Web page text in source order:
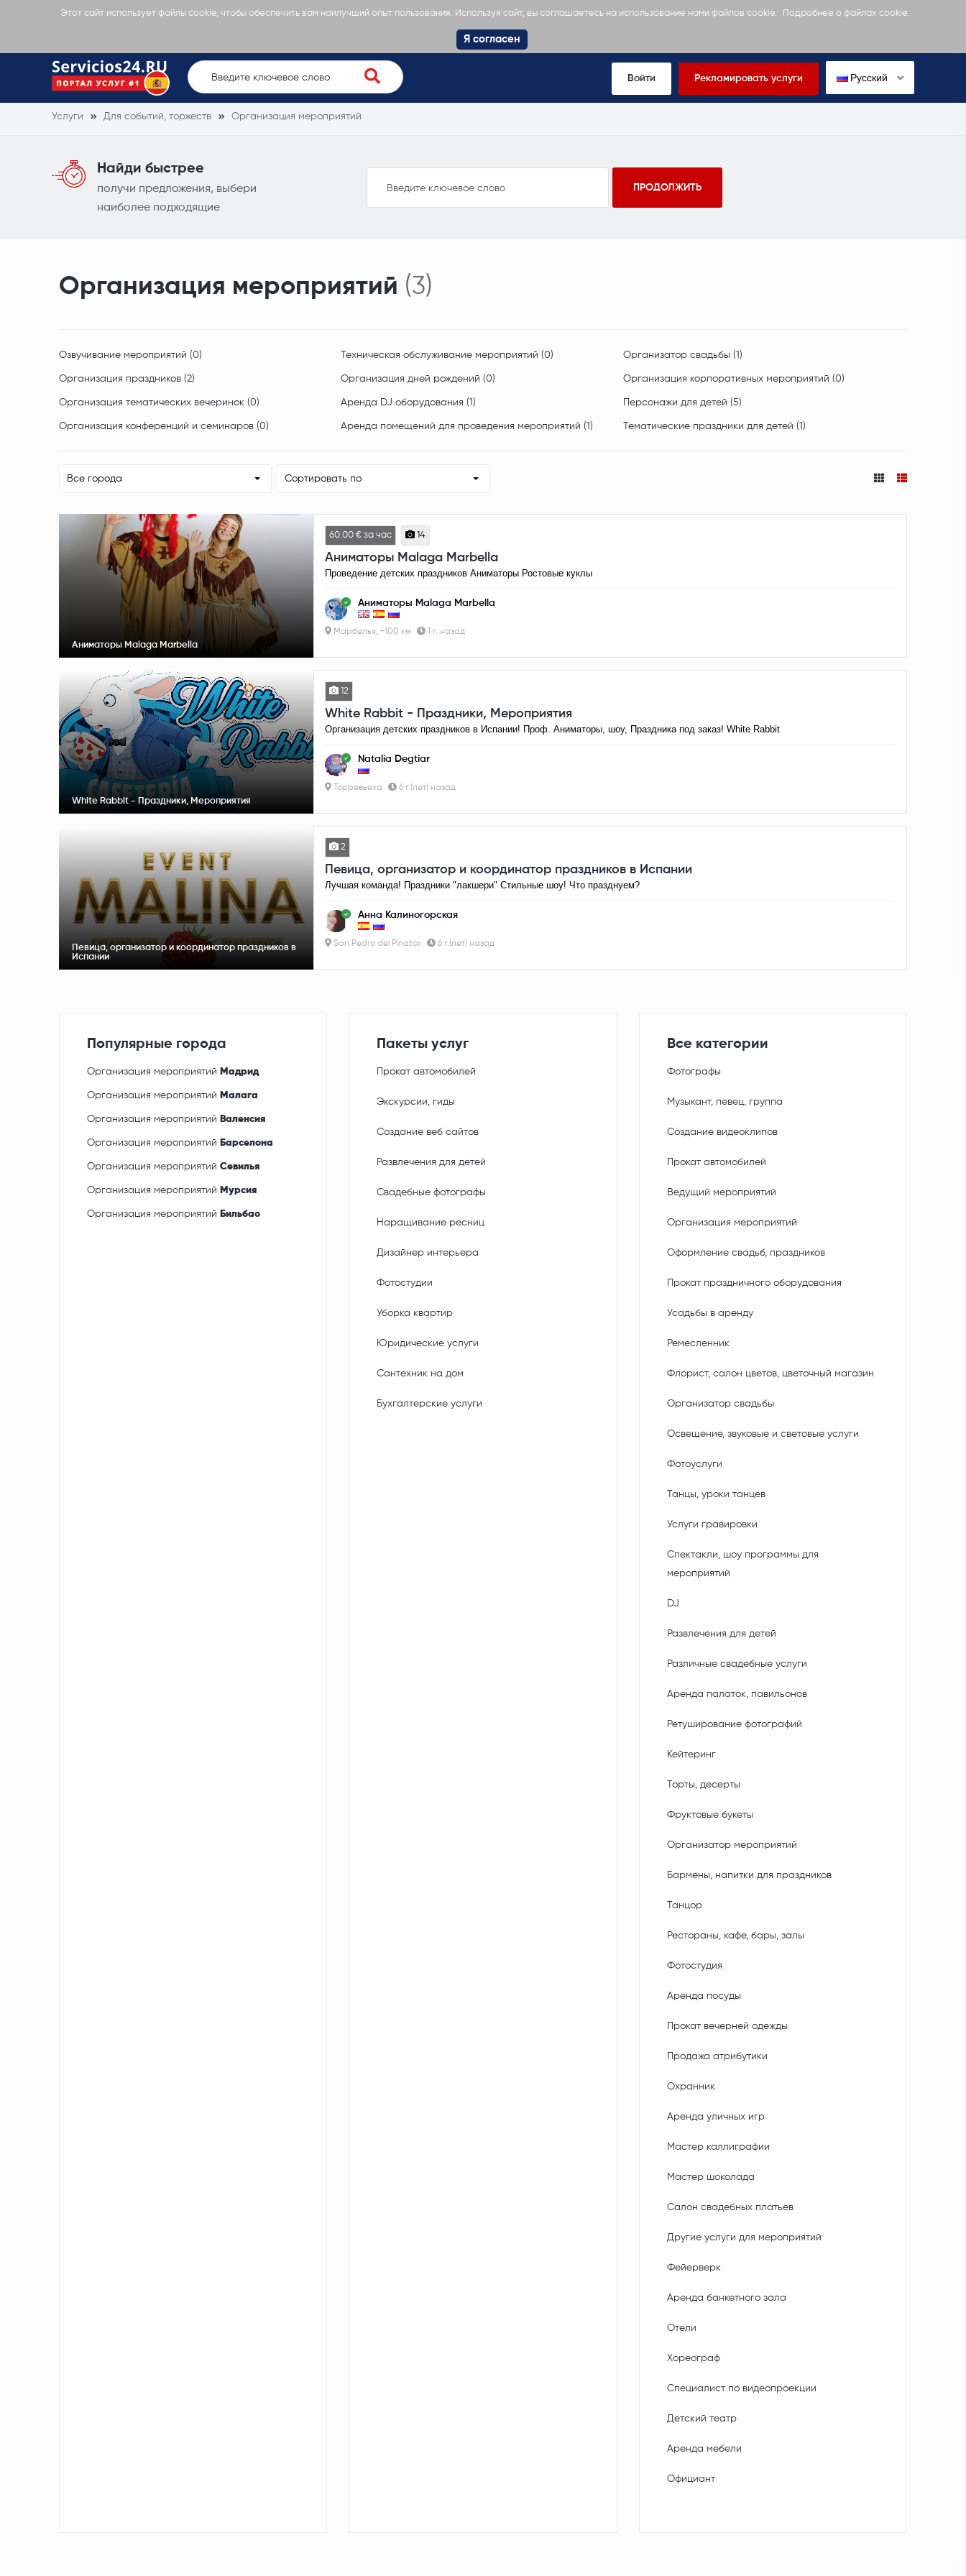
Этот сайт использует файлы cookie, чтобы обеспечить вам наилучший опыт пользования. Используя сайт, вы соглашаетесь на использование нами файлов cookie. Подробнее о файлах cookie.
Я согласен
Войти Рекламировать услуги Русский
Услуги Для событий, торжеств Организация мероприятий
Найди быстрее
получи предложения, выбери
наиболее подходящие
Организация мероприятий (3)
Озвучивание мероприятий (0) Техническая обслуживание мероприятий (0) Организатор свадьбы (1)
Организация праздников (2) Организация дней рождений (0) Организация корпоративных мероприятий (0)
Организация тематических вечеринок (0) Аренда DJ оборудования (1) Персонажи для детей (5)
Организация конференций и семинаров (0) Аренда помещений для проведения мероприятий (1) Тематические праздники для детей (1)
Все города Сортировать по
Аниматоры Malaga Marbella
60.00 € за час 14
Аниматоры Malaga Marbella
Проведение детских праздников Аниматоры Ростовые куклы
Аниматоры Malaga Marbella
Марбелья, +100 км 1 г. назад
White Rabbit - Праздники, Мероприятия
12
White Rabbit - Праздники, Мероприятия
Организация детских праздников в Испании! Проф. Аниматоры, шоу, Праздника под заказ! White Rabbit
Natalia Degtiar
Торревьеха 6 г.(лет) назад
Певица, организатор и координатор праздников в
Испании
2
Певица, организатор и координатор праздников в Испании
Лучшая команда! Праздники "лакшери" Стильные шоу! Что празднуем?
Анна Калиногорская
San Pedro del Pinatar 6 г.(лет) назад
Популярные города
Организация мероприятий Мадрид
Организация мероприятий Малага
Организация мероприятий Валенсия
Организация мероприятий Барселона
Организация мероприятий Севилья
Организация мероприятий Мурсия
Организация мероприятий Бильбао
Пакеты услуг
Прокат автомобилей
Экскурсии, гиды
Создание веб сайтов
Развлечения для детей
Свадебные фотографы
Наращивание ресниц
Дизайнер интерьера
Фотостудии
Уборка квартир
Юридические услуги
Сантехник на дом
Бухгалтерские услуги
Все категории
Фотографы
Музыкант, певец, группа
Создание видеоклипов
Прокат автомобилей
Ведущий мероприятий
Организация мероприятий
Оформление свадьб, праздников
Прокат праздничного оборудования
Усадьбы в аренду
Ремесленник
Флорист, салон цветов, цветочный магазин
Организатор свадьбы
Освещение, звуковые и световые услуги
Фотоуслуги
Танцы, уроки танцев
Услуги гравировки
Спектакли, шоу программы для
мероприятий
DJ
Развлечения для детей
Различные свадебные услуги
Аренда палаток, павильонов
Ретуширование фотографий
Кейтеринг
Торты, десерты
Фруктовые букеты
Организатор мероприятий
Бармены, напитки для праздников
Танцор
Рестораны, кафе, бары, залы
Фотостудия
Аренда посуды
Прокат вечерней одежды
Продажа атрибутики
Охранник
Аренда уличных игр
Мастер каллиграфии
Мастер шоколада
Салон свадебных платьев
Другие услуги для мероприятий
Фейерверк
Аренда банкетного зала
Отели
Хореограф
Специалист по видеопроекции
Детский театр
Аренда мебели
Официант